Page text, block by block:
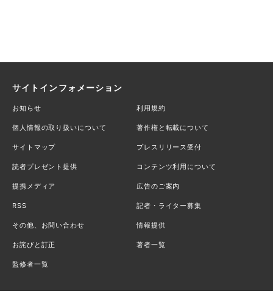
サイトインフォメーション
お知らせ 利用規約
個人情報の取り扱いについて 著作権と転載について
サイトマップ プレスリリース受付
読者プレゼント提供 コンテンツ利用について
提携メディア 広告のご案内
RSS 記者・ライター募集
その他、お問い合わせ 情報提供
お詫びと訂正 著者一覧
監修者一覧